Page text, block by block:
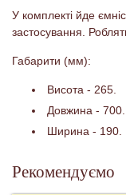
У комплекті йде
застосування.
Габарити (мм):
Висота - 265.
Довжина - 700.
Ширина - 190.
Рекомендуємо